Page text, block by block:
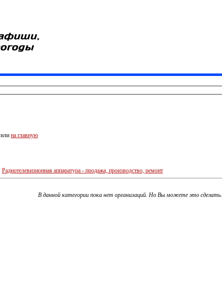
или на главную
Радиотелевизионная аппаратура - продажа, производство, ремонт
В данной категории пока нет организаций. Но Вы можете это сделать.